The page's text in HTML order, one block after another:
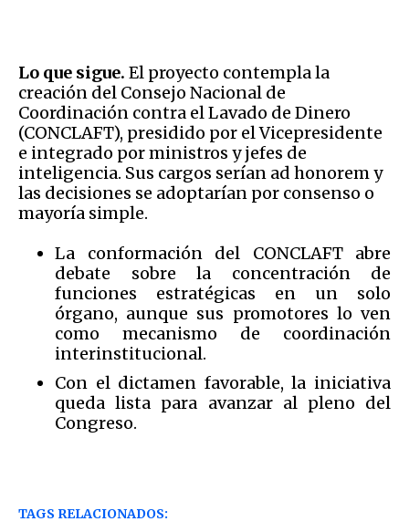
Lo que sigue. El proyecto contempla la
creación del Consejo Nacional de
Coordinación contra el Lavado de Dinero
(CONCLAFT), presidido por el Vicepresidente
e integrado por ministros y jefes de
inteligencia. Sus cargos serían ad honorem y
las decisiones se adoptarían por consenso o
mayoría simple.
La conformación del CONCLAFT abre
debate sobre la concentración de
funciones estratégicas en un solo
órgano, aunque sus promotores lo ven
como mecanismo de coordinación
interinstitucional.
Con el dictamen favorable, la iniciativa
queda lista para avanzar al pleno del
Congreso.
TAGS RELACIONADOS: